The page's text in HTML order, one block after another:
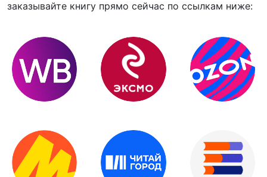
заказывайте книгу прямо сейчас по ссылкам ниже: